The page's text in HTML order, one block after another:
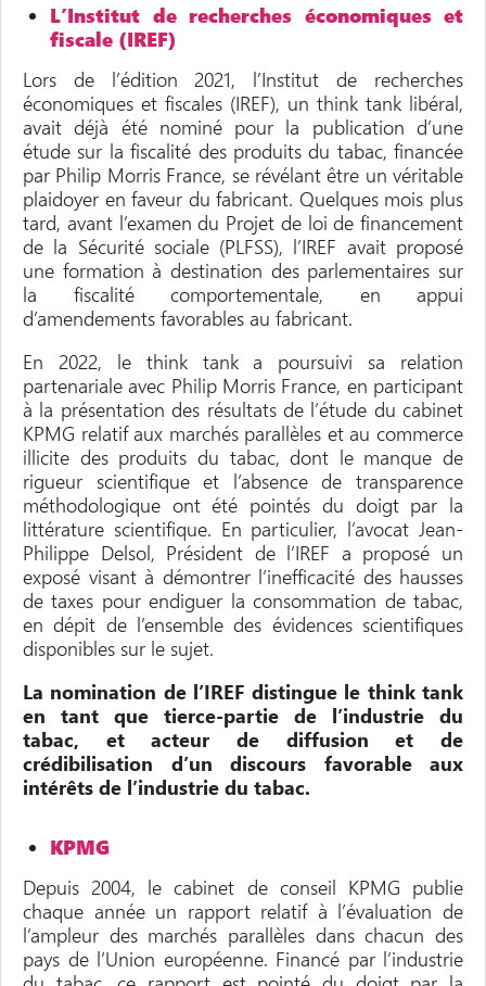
L’Institut de recherches économiques et
fiscale (IREF)
Lors de l’édition 2021, l’Institut de recherches
économiques et fiscales (IREF), un think tank libéral,
avait déjà été nominé pour la publication d’une
étude sur la fiscalité des produits du tabac, financée
par Philip Morris France, se révélant être un véritable
plaidoyer en faveur du fabricant. Quelques mois plus
tard, avant l’examen du Projet de loi de financement
de la Sécurité sociale (PLFSS), l’IREF avait proposé
une formation à destination des parlementaires sur
la fiscalité comportementale, en appui
d’amendements favorables au fabricant.
En 2022, le think tank a poursuivi sa relation
partenariale avec Philip Morris France, en participant
à la présentation des résultats de l’étude du cabinet
KPMG relatif aux marchés parallèles et au commerce
illicite des produits du tabac, dont le manque de
rigueur scientifique et l’absence de transparence
méthodologique ont été pointés du doigt par la
littérature scientifique. En particulier, l’avocat Jean-
Philippe Delsol, Président de l’IREF a proposé un
exposé visant à démontrer l’inefficacité des hausses
de taxes pour endiguer la consommation de tabac,
en dépit de l’ensemble des évidences scientifiques
disponibles sur le sujet.
La nomination de l’IREF distingue le think tank
en tant que tierce-partie de l’industrie du
tabac, et acteur de diffusion et de
crédibilisation d’un discours favorable aux
intérêts de l’industrie du tabac.
KPMG
Depuis 2004, le cabinet de conseil KPMG publie
chaque année un rapport relatif à l’évaluation de
l’ampleur des marchés parallèles dans chacun des
pays de l’Union européenne. Financé par l’industrie